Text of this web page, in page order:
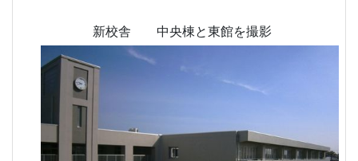
新校舎 中央棟と東館を撮影